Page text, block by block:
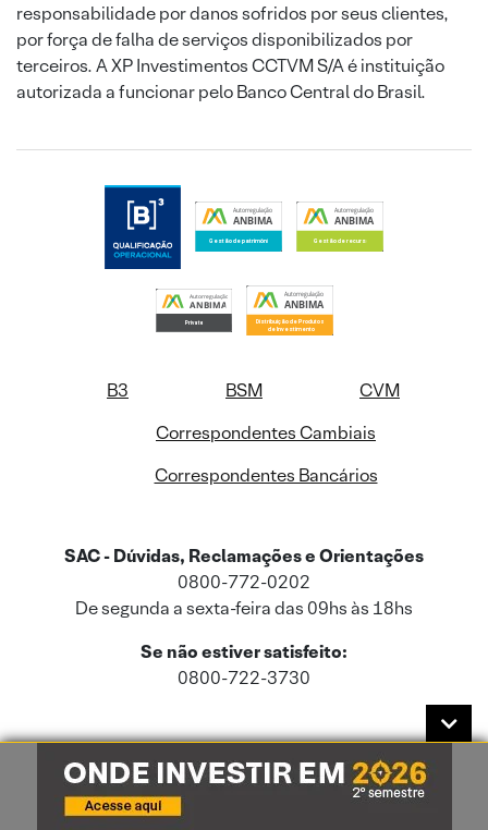
responsabilidade por danos sofridos por seus clientes,
por força de falha de serviços disponibilizados por
terceiros. A XP Investimentos CCTVM S/A é instituição
autorizada a funcionar pelo Banco Central do Brasil.
B3 BSM
CVM
Correspondentes Cambiais
Correspondentes Bancários
SAC - Dúvidas, Reclamações e Orientações
0800-772-0202
De segunda a sexta-feira das 09hs às 18hs
Se não estiver satisfeito:
0800-722-3730
Este site usa cookies e dados pessoais de acordo com a nossaPolítica de
Cookies
e a nossaPolítica de Privacidade.